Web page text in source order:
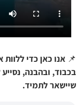
📌אנו כאן כדי ללוות
בכבוד, ובהבנה,
שיישאר לתמיד.